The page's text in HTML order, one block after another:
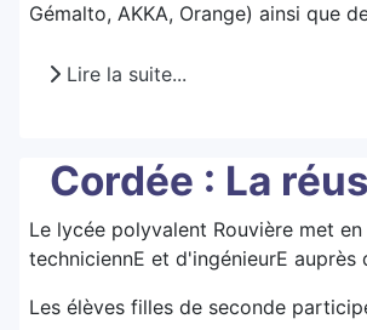
Gémalto, AKKA, Orange) ainsi que
Lire la suite...
Cordée : La
Le lycée polyvalent Rouvière met
techniciennE et d'ingénieurE auprès
Les élèves filles de seconde